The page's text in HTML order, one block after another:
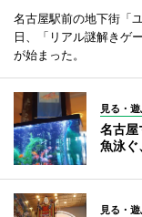
名古屋駅前の地下街「
日、「リアル謎解きゲ
が始まった。
見る・
名古
魚泳ぐ
見る・